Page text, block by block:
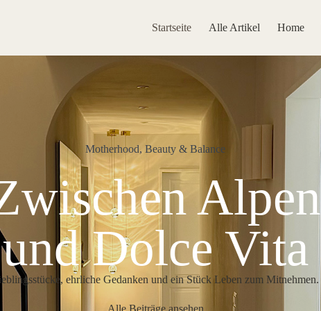
Startseite Alle Artikel Home
Motherhood, Beauty & Balance
Alpen
und Dolce Vita
ehrliche Gedanken und ein Stück Leben zum Mitnehmen.
Alle Beiträge ansehen